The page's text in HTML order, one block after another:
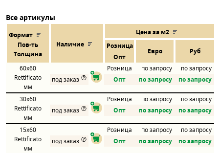
Все артикулы
Формат
Пов-ть
Толщина
Наличие
Цена за м2
Розница
Евро Руб
Опт
60x60
Rettificato
мм
Розница по запросу
по запросу
под заказ
Опт по запросу по запросу
30x60
Rettificato
мм
Розница по запросу
по запросу
под заказ
Опт по запросу по запросу
15x60
Rettificato
мм
Розница по запросу
по запросу
под заказ
Опт по запросу по запросу